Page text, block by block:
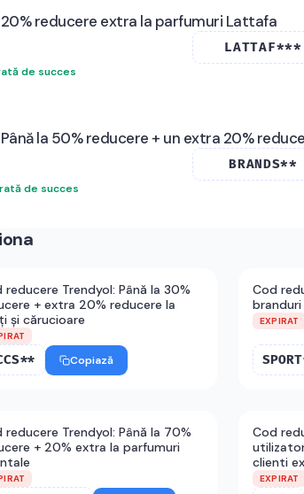
reducere extra la parfumuri Lattafa
LATTAF***
de succes
la 50% reducere + un extra 20%
BRANDS**
rată de succes
reducere Trendyol: Până la 30%
+ extra 20% reducere la
și cărucioare
Copiază
Cod
EXPIRAT
reducere Trendyol: Până la 70%
+ 20% extra la parfumuri
Cod
clienti
EXPIRAT